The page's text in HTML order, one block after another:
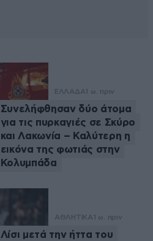
ΕΛΛΑΔΑ 1 ω. πριν
Συνελήφθησαν δύο άτομα
για τις πυρκαγιές σε Σκύρο
και Λακωνία – Καλύτερη η
εικόνα της φωτιάς στην
Κολυμπάδα
ΑΘΛΗΤΙΚΑ 1 ω. πριν
Λίσι μετά την ήττα του